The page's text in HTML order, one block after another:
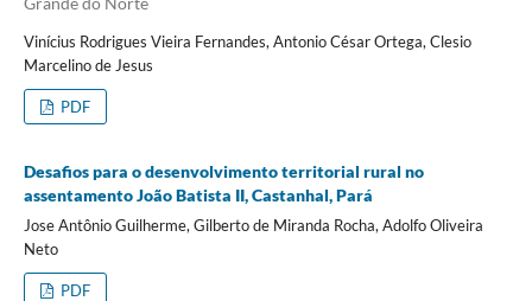
Vinícius Rodrigues Vieira Fernandes, Antonio César Ortega, Clesio
Marcelino de Jesus
PDF
Desafios para o desenvolvimento territorial rural no
assentamento João Batista II, Castanhal, Pará
Jose Antônio Guilherme, Gilberto de Miranda Rocha, Adolfo Oliveira
Neto
PDF